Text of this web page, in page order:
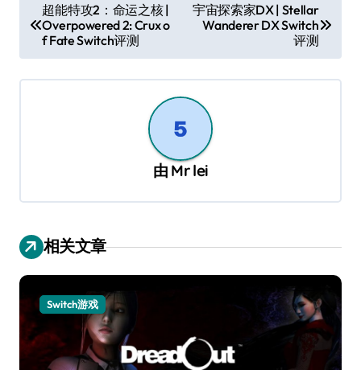
章
导
航
超能特攻2：命运之核 |
Overpowered 2: Crux o
f Fate Switch评测
宇宙探索家DX | Stellar
Wanderer DX Switch
评测
由 Mr lei
相关文章
Switch游戏